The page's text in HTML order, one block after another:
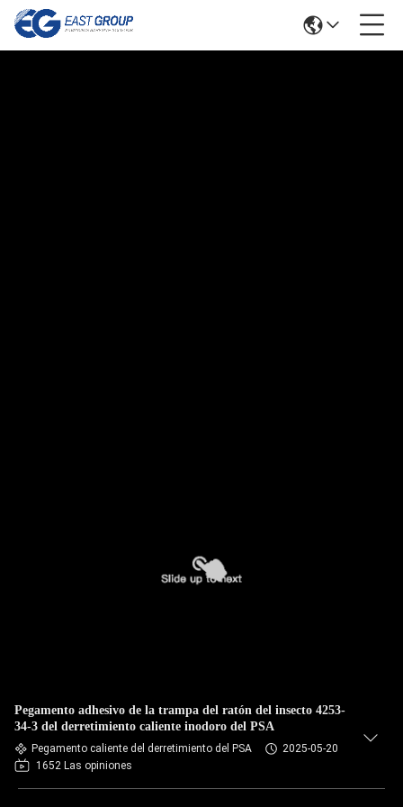
Pegamento adhesivo de la trampa del ratón del insecto 4253-
34-3 del derretimiento caliente inodoro del PSA
Pegamento caliente del derretimiento del PSA
2025-05-20
1652 Las opiniones